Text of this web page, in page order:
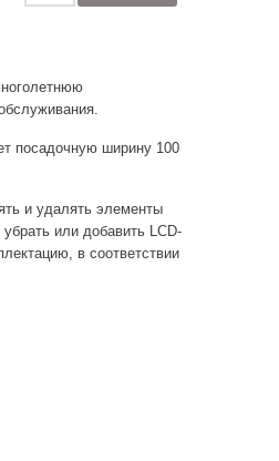
посадочную ширину 100
и удалять элементы
или добавить LCD-
в соответствии